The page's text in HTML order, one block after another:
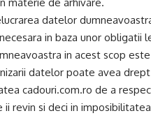
datelor
in baza unor obligatii
in acest scop
datelor poate avea
cadouri.com.ro de a
ii revin si deci in